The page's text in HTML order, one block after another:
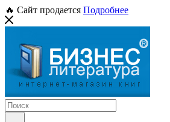
🔥 Сайт продается Подробнее